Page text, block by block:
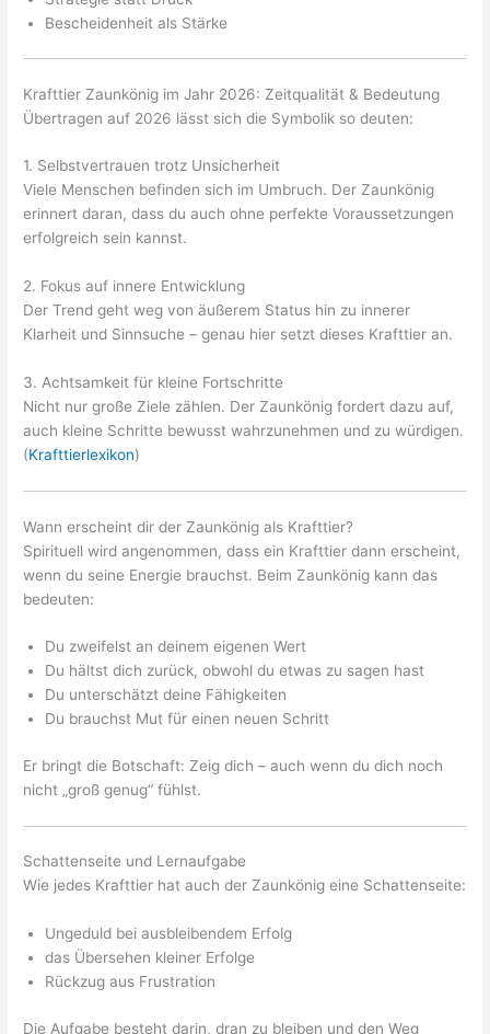
Bescheidenheit als Stärke
Krafttier Zaunkönig im Jahr 2026: Zeitqualität & Bedeutung
Übertragen auf 2026 lässt sich die Symbolik so deuten:
1. Selbstvertrauen trotz Unsicherheit
Viele Menschen befinden sich im Umbruch. Der Zaunkönig
erinnert daran, dass du auch ohne perfekte Voraussetzungen
erfolgreich sein kannst.
2. Fokus auf innere Entwicklung
Der Trend geht weg von äußerem Status hin zu innerer
Klarheit und Sinnsuche – genau hier setzt dieses Krafttier an.
3. Achtsamkeit für kleine Fortschritte
Nicht nur große Ziele zählen. Der Zaunkönig fordert dazu auf,
auch kleine Schritte bewusst wahrzunehmen und zu würdigen.
(Krafttierlexikon)
Wann erscheint dir der Zaunkönig als Krafttier?
Spirituell wird angenommen, dass ein Krafttier dann erscheint,
wenn du seine Energie brauchst. Beim Zaunkönig kann das
bedeuten:
Du zweifelst an deinem eigenen Wert
Du hältst dich zurück, obwohl du etwas zu sagen hast
Du unterschätzt deine Fähigkeiten
Du brauchst Mut für einen neuen Schritt
Er bringt die Botschaft: Zeig dich – auch wenn du dich noch
nicht „groß genug“ fühlst.
Schattenseite und Lernaufgabe
Wie jedes Krafttier hat auch der Zaunkönig eine Schattenseite:
Ungeduld bei ausbleibendem Erfolg
das Übersehen kleiner Erfolge
Rückzug aus Frustration
Die Aufgabe besteht darin, dran zu bleiben und den Weg